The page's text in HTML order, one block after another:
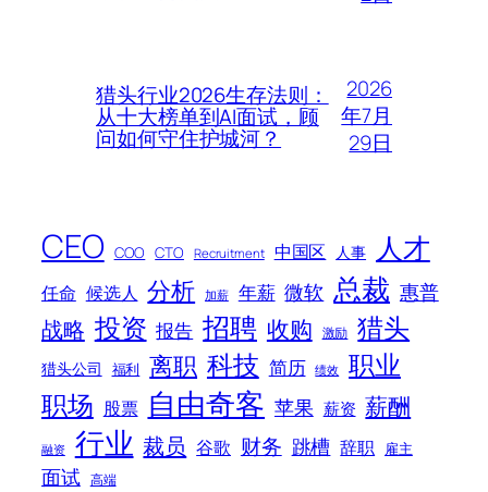
猎头行业2026生存法则：
从十大榜单到AI面试，顾
问如何守住护城河？
2026
年7月
29日
CEO COO CTO Recruitment 中国区 人事 人才
任命 候选人 分析 加薪 年薪 微软 总裁 惠普
战略 投资 报告 招聘 收购 激励 猎头
猎头公司 福利 离职 科技 简历 绩效 职业
职场 股票 自由奇客 苹果 薪资 薪酬
融资 行业 裁员 谷歌 财务 跳槽 辞职 雇主
面试 高端